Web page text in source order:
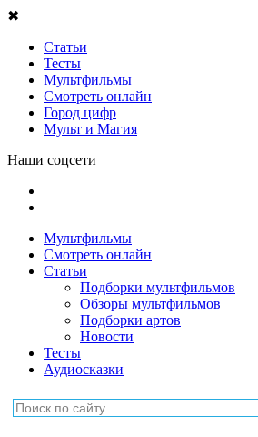
✖
Статьи
Тесты
Мультфильмы
Смотреть онлайн
Город цифр
Мульт и Магия
Наши соцсети
Мультфильмы
Смотреть онлайн
Статьи
Подборки мультфильмов
Обзоры мультфильмов
Подборки артов
Новости
Тесты
Аудиосказки